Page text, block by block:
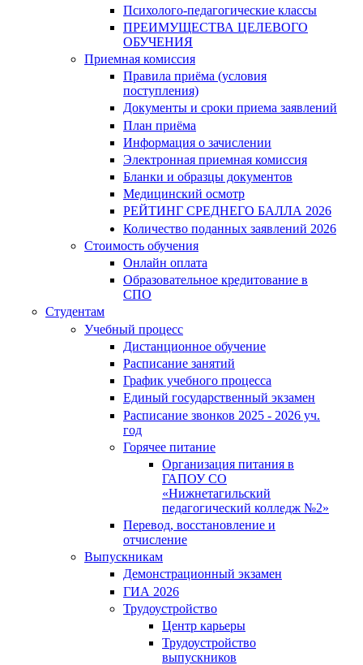
Психолого-педагогические классы
ПРЕИМУЩЕСТВА ЦЕЛЕВОГО
ОБУЧЕНИЯ
Приемная комиссия
Правила приёма (условия
поступления)
Документы и сроки приема заявлений
План приёма
Информация о зачислении
Электронная приемная комиссия
Бланки и образцы документов
Медицинский осмотр
РЕЙТИНГ СРЕДНЕГО БАЛЛА 2026
Количество поданных заявлений 2026
Стоимость обучения
Онлайн оплата
Образовательное кредитование в
СПО
Студентам
Учебный процесс
Дистанционное обучение
Расписание занятий
График учебного процесса
Единый государственный экзамен
Расписание звонков 2025 - 2026 уч.
год
Горячее питание
Организация питания в
ГАПОУ СО
«Нижнетагильский
педагогический колледж №2»
Перевод, восстановление и
отчисление
Выпускникам
Демонстрационный экзамен
ГИА 2026
Трудоустройство
Центр карьеры
Трудоустройство
выпускников